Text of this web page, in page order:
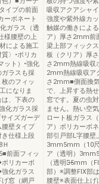
イプの前面
ーボネート
ガラス（透
様腰壁の上
による施工
〉•ポリカ
ット）•強化
ガラスも採
のフィッ
になりま
は、下表の
化ガラス採
イズガーデ
腰壁タイプ
き仕様上段
Ｈ
前面フィッ
リカーボ
化ガラス
窓（網戸
吸収アクアシャ
強度や紫外線カ
触媒の働きによ
ア）厚さ2mm前
梁上部フィック
板（クリア）厚
さ2mm熱線吸収
2mm熱線吸収ア
さ2mm■側面換
で、上昇する熱
窓です。夏の虫
ません。熱い空
ロート板ガラス
ア）ポリカーボ
部引戸部L字腰壁
3mm5mm（10
ア（透明）
（透明）̶̶5mm（
部）※調整FIX部
腰壁※表面仕上げ